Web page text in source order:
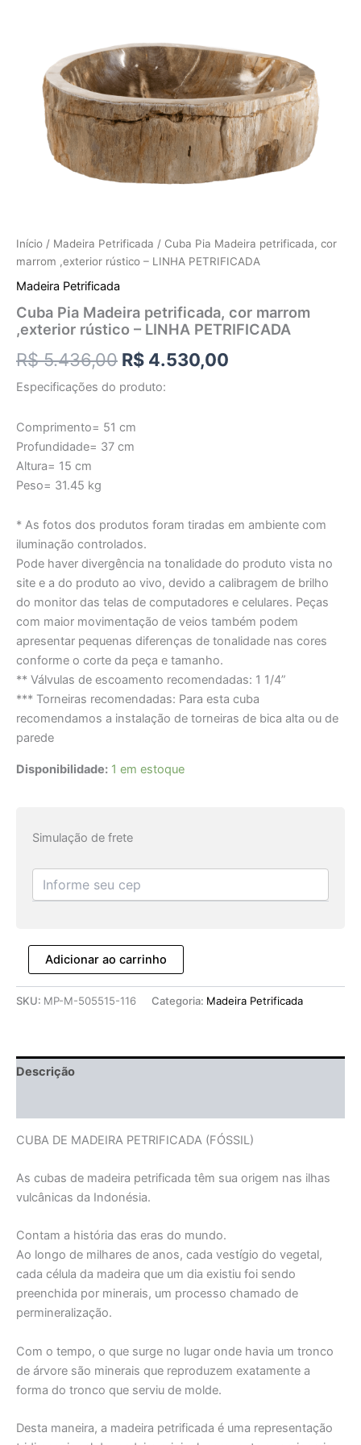
Início / Madeira Petrificada / Cuba Pia Madeira petrificada, cor
marrom ,exterior rústico – LINHA PETRIFICADA
Madeira Petrificada
Cuba Pia Madeira petrificada, cor marrom
,exterior rústico – LINHA PETRIFICADA
R$5.436,00 R$ 4.530,00
Especificações do produto:
Comprimento= 51 cm
Profundidade= 37 cm
Altura= 15 cm
Peso= 31.45 kg
* As fotos dos produtos foram tiradas em ambiente com
iluminação controlados.
Pode haver divergência na tonalidade do produto vista no
site e a do produto ao vivo, devido a calibragem de brilho
do monitor das telas de computadores e celulares. Peças
com maior movimentação de veios também podem
apresentar pequenas diferenças de tonalidade nas cores
conforme o corte da peça e tamanho.
** Válvulas de escoamento recomendadas: 1 1/4”
*** Torneiras recomendadas: Para esta cuba
recomendamos a instalação de torneiras de bica alta ou de
parede
Disponibilidade: 1 em estoque
Simulação de frete
Adicionar ao carrinho
SKU: MP-M-505515-116 Categoria: Madeira Petrificada
Descrição
CUBA DE MADEIRA PETRIFICADA (FÓSSIL)
As cubas de madeira petrificada têm sua origem nas ilhas
vulcânicas da Indonésia.
Contam a história das eras do mundo.
Ao longo de milhares de anos, cada vestígio do vegetal,
cada célula da madeira que um dia existiu foi sendo
preenchida por minerais, um processo chamado de
permineralização.
Com o tempo, o que surge no lugar onde havia um tronco
de árvore são minerais que reproduzem exatamente a
forma do tronco que serviu de molde.
Desta maneira, a madeira petrificada é uma representação